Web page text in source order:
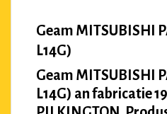
Geam MITSUBISHI
L14G)
Geam MITSUBISHI
L14G) an fabricatie